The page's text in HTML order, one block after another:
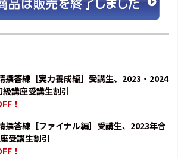
撰答練［実力養成編］受講生、2023・2024
講座受講生割引
！
撰答練［ファイナル編］受講生、2023年合
受講生割引
！